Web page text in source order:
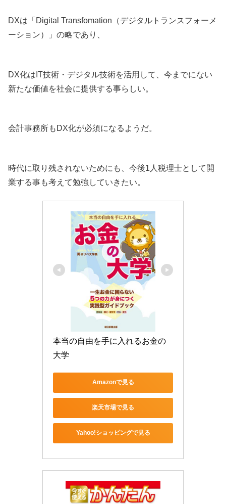
DXは「Digital Transfomation（デジタルトランスフォーメ
ーション）」の略であり、
DX化はIT技術・デジタル技術を活用して、今までにない
新たな価値を社会に提供する事らしい。
会計事務所もDX化が必須になるようだ。
時代に取り残されないためにも、今後1人税理士として開
業する事も考えて勉強していきたい。
本当の自由を手に入れるお金の
大学
Amazonで見る
楽天市場で見る
Yahoo!ショッピングで見る